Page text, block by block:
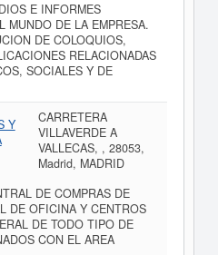
E INFORMES
MUNDO DE LA EMPRESA.
DE COLOQUIOS,
RELACIONADAS
SOCIALES Y DE
Y
CARRETERA
VILLAVERDE A
VALLECAS, , 28053,
Madrid, MADRID
DE COMPRAS DE
DE OFICINA Y CENTROS
DE TODO TIPO DE
CON EL AREA